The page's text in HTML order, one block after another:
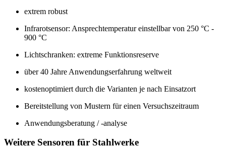
extrem robust
Infrarotsensor: Ansprechtemperatur einstellbar von 250 °C -
900 °C
Lichtschranken: extreme Funktionsreserve
über 40 Jahre Anwendungserfahrung weltweit
kostenoptimiert durch die Varianten je nach Einsatzort
Bereitstellung von Mustern für einen Versuchszeitraum
Anwendungsberatung / -analyse
Weitere Sensoren für Stahlwerke